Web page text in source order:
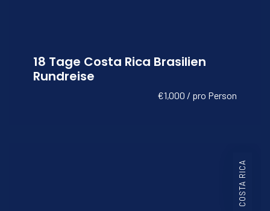
18 Tage Costa Rica Brasilien
Rundreise
€1,000 / pro Person
COSTA RICA